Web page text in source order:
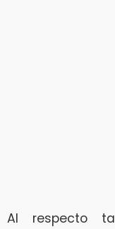
Al respecto